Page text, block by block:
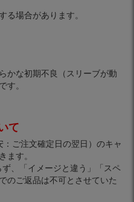
る場合があります。
かな初期不良（スリーブが動
す。
て
ご注文確定日の翌日）のキャ
ます。
、「イメージと違う」「スペ
のご返品は不可とさせていた